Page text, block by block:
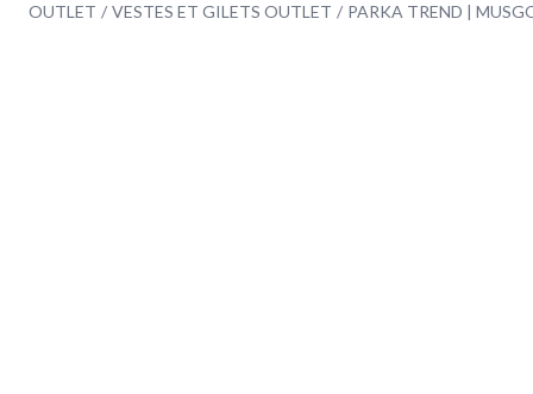
OUTLET VESTES ET GILETS OUTLET PARKA TREND |